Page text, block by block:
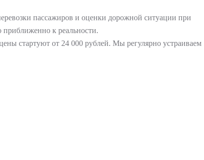
пассажиров и оценки дорожной ситуации при
приближенно к реальности.
стартуют от 24 000 рублей. Мы регулярно устраиваем